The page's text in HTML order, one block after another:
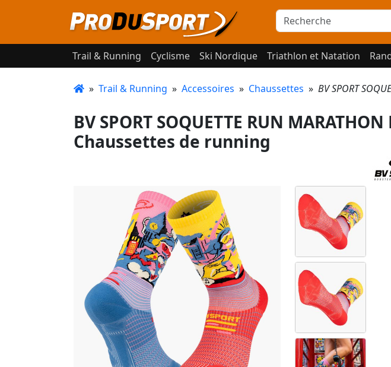
Trail & Running Cyclisme Ski Nordique Triathlon et Natation
» Trail & Running » Accessoires » Chaussettes » BV SPORT
BV SPORT SOQUETTE RUN
Chaussettes de running